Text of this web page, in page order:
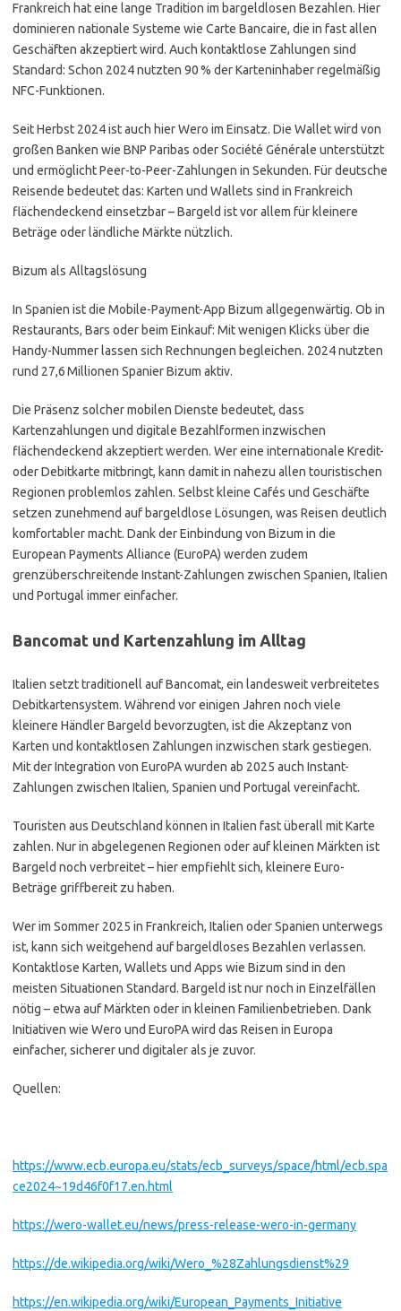
Frankreich hat eine lange Tradition im bargeldlosen Bezahlen. Hier
dominieren nationale Systeme wie Carte Bancaire, die in fast allen
Geschäften akzeptiert wird. Auch kontaktlose Zahlungen sind
Standard: Schon 2024 nutzten 90 % der Karteninhaber regelmäßig
NFC-Funktionen.
Seit Herbst 2024 ist auch hier Wero im Einsatz. Die Wallet wird von
großen Banken wie BNP Paribas oder Société Générale unterstützt
und ermöglicht Peer-to-Peer-Zahlungen in Sekunden. Für deutsche
Reisende bedeutet das: Karten und Wallets sind in Frankreich
flächendeckend einsetzbar – Bargeld ist vor allem für kleinere
Beträge oder ländliche Märkte nützlich.
Bizum als Alltagslösung
In Spanien ist die Mobile-Payment-App Bizum allgegenwärtig. Ob in
Restaurants, Bars oder beim Einkauf: Mit wenigen Klicks über die
Handy-Nummer lassen sich Rechnungen begleichen. 2024 nutzten
rund 27,6 Millionen Spanier Bizum aktiv.
Die Präsenz solcher mobilen Dienste bedeutet, dass
Kartenzahlungen und digitale Bezahlformen inzwischen
flächendeckend akzeptiert werden. Wer eine internationale Kredit-
oder Debitkarte mitbringt, kann damit in nahezu allen touristischen
Regionen problemlos zahlen. Selbst kleine Cafés und Geschäfte
setzen zunehmend auf bargeldlose Lösungen, was Reisen deutlich
komfortabler macht. Dank der Einbindung von Bizum in die
European Payments Alliance (EuroPA) werden zudem
grenzüberschreitende Instant-Zahlungen zwischen Spanien, Italien
und Portugal immer einfacher.
Bancomat und Kartenzahlung im Alltag
Italien setzt traditionell auf Bancomat, ein landesweit verbreitetes
Debitkartensystem. Während vor einigen Jahren noch viele
kleinere Händler Bargeld bevorzugten, ist die Akzeptanz von
Karten und kontaktlosen Zahlungen inzwischen stark gestiegen.
Mit der Integration von EuroPA wurden ab 2025 auch Instant-
Zahlungen zwischen Italien, Spanien und Portugal vereinfacht.
Touristen aus Deutschland können in Italien fast überall mit Karte
zahlen. Nur in abgelegenen Regionen oder auf kleinen Märkten ist
Bargeld noch verbreitet – hier empfiehlt sich, kleinere Euro-
Beträge griffbereit zu haben.
Wer im Sommer 2025 in Frankreich, Italien oder Spanien unterwegs
ist, kann sich weitgehend auf bargeldloses Bezahlen verlassen.
Kontaktlose Karten, Wallets und Apps wie Bizum sind in den
meisten Situationen Standard. Bargeld ist nur noch in Einzelfällen
nötig – etwa auf Märkten oder in kleinen Familienbetrieben. Dank
Initiativen wie Wero und EuroPA wird das Reisen in Europa
einfacher, sicherer und digitaler als je zuvor.
Quellen:
https://www.ecb.europa.eu/stats/ecb_surveys/space/html/ecb.spa
ce2024~19d46f0f17.en.html
https://wero-wallet.eu/news/press-release-wero-in-germany
https://de.wikipedia.org/wiki/Wero_%28Zahlungsdienst%29
https://en.wikipedia.org/wiki/European_Payments_Initiative